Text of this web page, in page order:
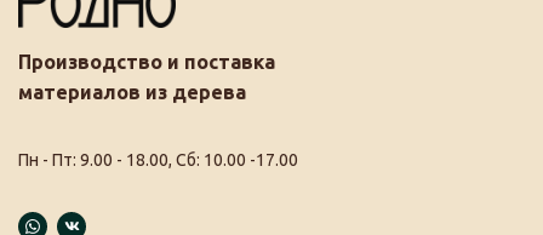
Производство и поставка
материалов из дерева
Пн - Пт: 9.00 - 18.00, Сб: 10.00 -17.00